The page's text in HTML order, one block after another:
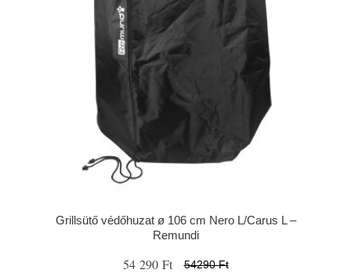
Grillsütő védőhuzat ø 106 cm Nero L/Carus L –
Remundi
54 290 Ft 54290 Ft